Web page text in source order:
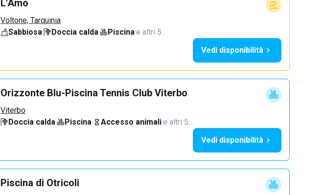
L'Amo
Voltone, Tarquinia
Sabbiosa· Doccia calda· Piscina·e altri 5…
Vedi disponibilità
Orizzonte Blu-Piscina Tennis Club Viterbo
Viterbo
Doccia calda· Piscina· Accesso animali·e altri 5…
Vedi disponibilità
Piscina di Otricoli